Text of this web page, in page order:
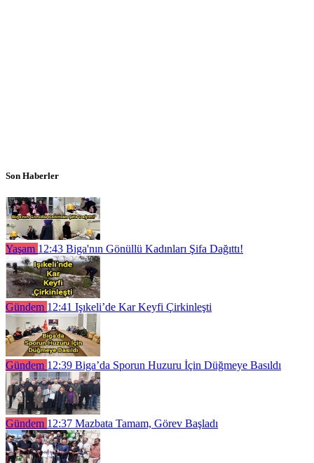
Son Haberler
Yaşam 12:43 Biga'nın Gönüllü Kadınları Şifa Dağıttı!
Gündem 12:41 Işıkeli’de Kar Keyfi Çirkinleşti
Gündem 12:39 Biga’da Sporun Huzuru İçin Düğmeye Basıldı
Gündem 12:37 Mazbata Tamam, Görev Başladı